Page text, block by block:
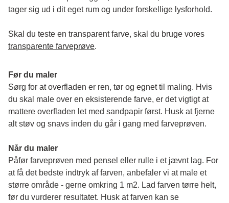
tager sig ud i dit eget rum og under forskellige lysforhold.
transparente farveprøve.
Før du maler
Sørg for at overfladen er ren, tør og egnet til maling. Hvis
du skal male over en eksisterende farve, er det vigtigt at
mattere overfladen let med sandpapir først. Husk at fjerne
alt støv og snavs inden du går i gang med farveprøven.
Når du maler
Påfør farveprøven med pensel eller rulle i et jævnt lag. For
at få det bedste indtryk af farven, anbefaler vi at male et
større område - gerne omkring 1 m2. Lad farven tørre helt,
før du vurderer resultatet. Husk at farven kan se